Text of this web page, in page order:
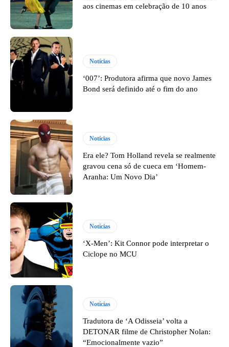
aos cinemas em celebração de 10 anos
Notícias
‘007’: Produtora afirma que novo James
Bond será definido até o fim do ano
Notícias
Era ele? Tom Holland revela se realmente
gravou cena só de cueca em ‘Homem-
Aranha: Um Novo Dia’
Notícias
‘X-Men’: Kit Connor pode interpretar o
Ciclope no MCU
Notícias
Tradutora de ‘A Odisseia’ volta a
DETONAR filme de Christopher Nolan:
“Emocionalmente vazio”